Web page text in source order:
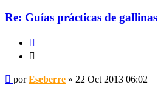
Re: Guías prácticas de gallinas
Mensaje
porEseberre » 22 Oct 2013 06:02